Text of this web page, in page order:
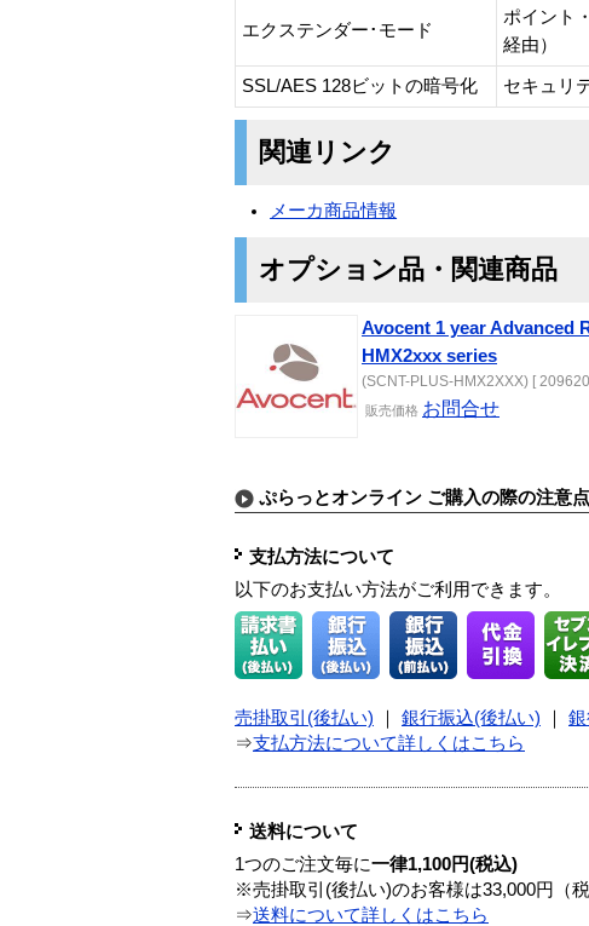
エクステンダー･モード
ポイント
経由）
SSL/AES 128ビットの暗号化 セキュリ
関連リンク
メーカ商品情報
オプション品・関連商品
Avocent 1 year Advanced
HMX2xxx series
(SCNT-PLUS-HMX2XXX) [
販売価格 お問合せ
ぷらっとオンライン ご購入の際の注意点
支払方法について
以下のお支払い方法がご利用できます。
売掛取引(後払い) 銀行振込(後払い)
⇒支払方法について詳しくはこちら
送料について
1つのご注文毎に一律1,100円(税込)
※売掛取引(後払い)のお客様は33,000円（
⇒送料について詳しくはこちら